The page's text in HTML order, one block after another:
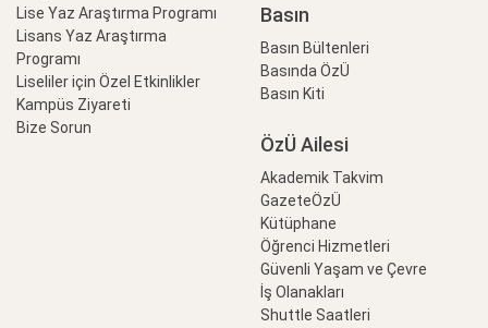
Lise Yaz Araştırma Programı
Lisans Yaz Araştırma
Programı
Liseliler için Özel Etkinlikler
Kampüs Ziyareti
Bize Sorun
Basın
Basın Bültenleri
Basında ÖzÜ
Basın Kiti
ÖzÜ Ailesi
Akademik Takvim
GazeteÖzÜ
Kütüphane
Öğrenci Hizmetleri
Güvenli Yaşam ve Çevre
İş Olanakları
Shuttle Saatleri